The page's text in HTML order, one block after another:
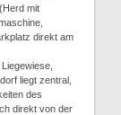
mit
direkt am
liegt zentral,
des
direkt von der